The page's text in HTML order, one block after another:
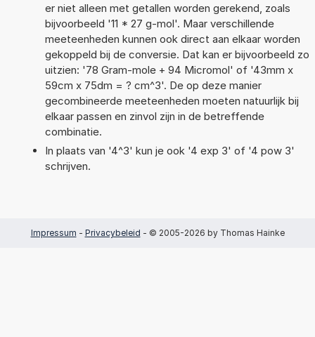
er niet alleen met getallen worden gerekend, zoals
bijvoorbeeld '11 * 27 g-mol'. Maar verschillende
meeteenheden kunnen ook direct aan elkaar worden
gekoppeld bij de conversie. Dat kan er bijvoorbeeld zo
uitzien: '78 Gram-mole + 94 Micromol' of '43mm x
59cm x 75dm = ? cm^3'. De op deze manier
gecombineerde meeteenheden moeten natuurlijk bij
elkaar passen en zinvol zijn in de betreffende
combinatie.
In plaats van '4^3' kun je ook '4 exp 3' of '4 pow 3'
schrijven.
Impressum - Privacybeleid - © 2005-2026 by Thomas Hainke